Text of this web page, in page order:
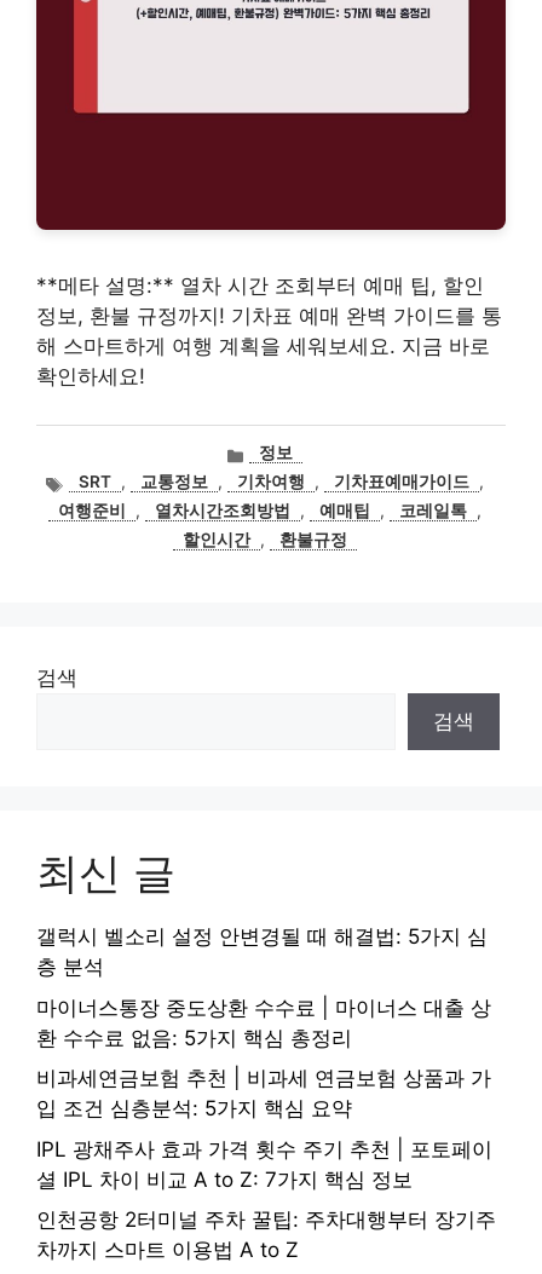
**메타 설명:** 열차 시간 조회부터 예매 팁, 할인
정보, 환불 규정까지! 기차표 예매 완벽 가이드를 통
해 스마트하게 여행 계획을 세워보세요. 지금 바로
확인하세요!
카
테
고
리
정보
태
그
SRT , 교통정보 , 기차여행 , 기차표예매가이드 ,
여행준비
, 열차시간조회방법 , 예매팁 , 코레일톡 ,
할인시간 , 환불규정
검색
검색
최신 글
갤럭시 벨소리 설정 안변경될 때 해결법: 5가지 심
층 분석
마이너스통장 중도상환 수수료 | 마이너스 대출 상
환 수수료 없음: 5가지 핵심 총정리
비과세연금보험 추천 | 비과세 연금보험 상품과 가
입 조건 심층분석: 5가지 핵심 요약
IPL 광채주사 효과 가격 횟수 주기 추천 | 포토페이
셜 IPL 차이 비교 A to Z: 7가지 핵심 정보
인천공항 2터미널 주차 꿀팁: 주차대행부터 장기주
차까지 스마트 이용법 A to Z